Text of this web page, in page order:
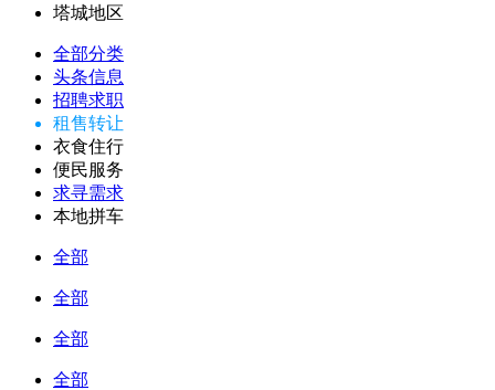
塔城地区
全部分类
头条信息
招聘求职
租售转让
衣食住行
便民服务
求寻需求
本地拼车
全部
全部
全部
全部